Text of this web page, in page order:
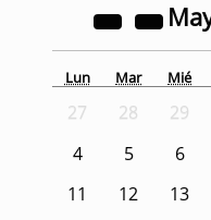
Lun Mar Mié
27 28 29
4
5 6
11
12 13